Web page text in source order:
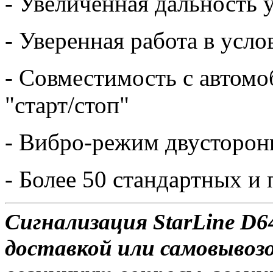
- Уверенная работа в
- Совместимость с
"старт/стоп"
- Вибро-режим
- Более 50 стандартных
Сигнализация StarLine
доставкой или